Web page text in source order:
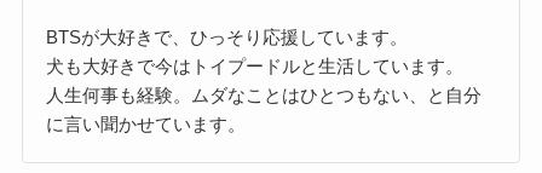
BTSが大好きで、ひっそり応援しています。
犬も大好きで今はトイプードルと生活しています。
人生何事も経験。ムダなことはひとつもない、と自分
に言い聞かせています。